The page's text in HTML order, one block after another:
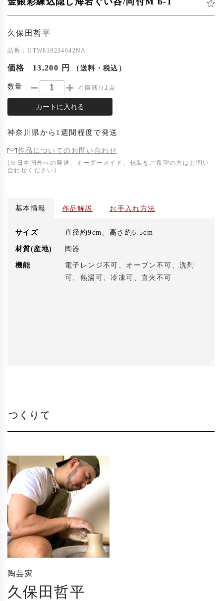
久保田哲平
品番：UTW810234642NA
価格 13,200 円 （送料・税込）
数量 在庫残り1点
カートに入れる
神奈川県から 1週間程度で発送
作品についてのお問い合わせ
(※日本国外への発送、オーダーメイド、包装をご希望の方はお問い
合わせください)
基本情報 作品解説 お手入れ方法
サイズ 直径約9cm、高さ約6.5cm
材質(産地) 陶器
機能
電子レンジ不可、オーブン不可、洗剤
可、熱湯可、冷凍可、直火不可
つくりて
陶芸家
久保田哲平